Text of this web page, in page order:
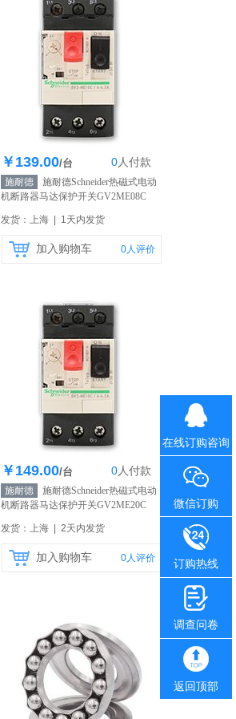
库存1000个
￥139.00/台 0人付款
施耐德
施耐德Schneider热磁式电动
机断路器马达保护开关GV2ME08C
发货：上海 | 1天内发货
加入购物车 0人评价
库存1000个
￥149.00/台 0人付款
施耐德
施耐德Schneider热磁式电动
机断路器马达保护开关GV2ME20C
发货：上海 | 2天内发货
加入购物车 0人评价
在线订购咨询
微信订购
订购热线
调查问卷
返回顶部